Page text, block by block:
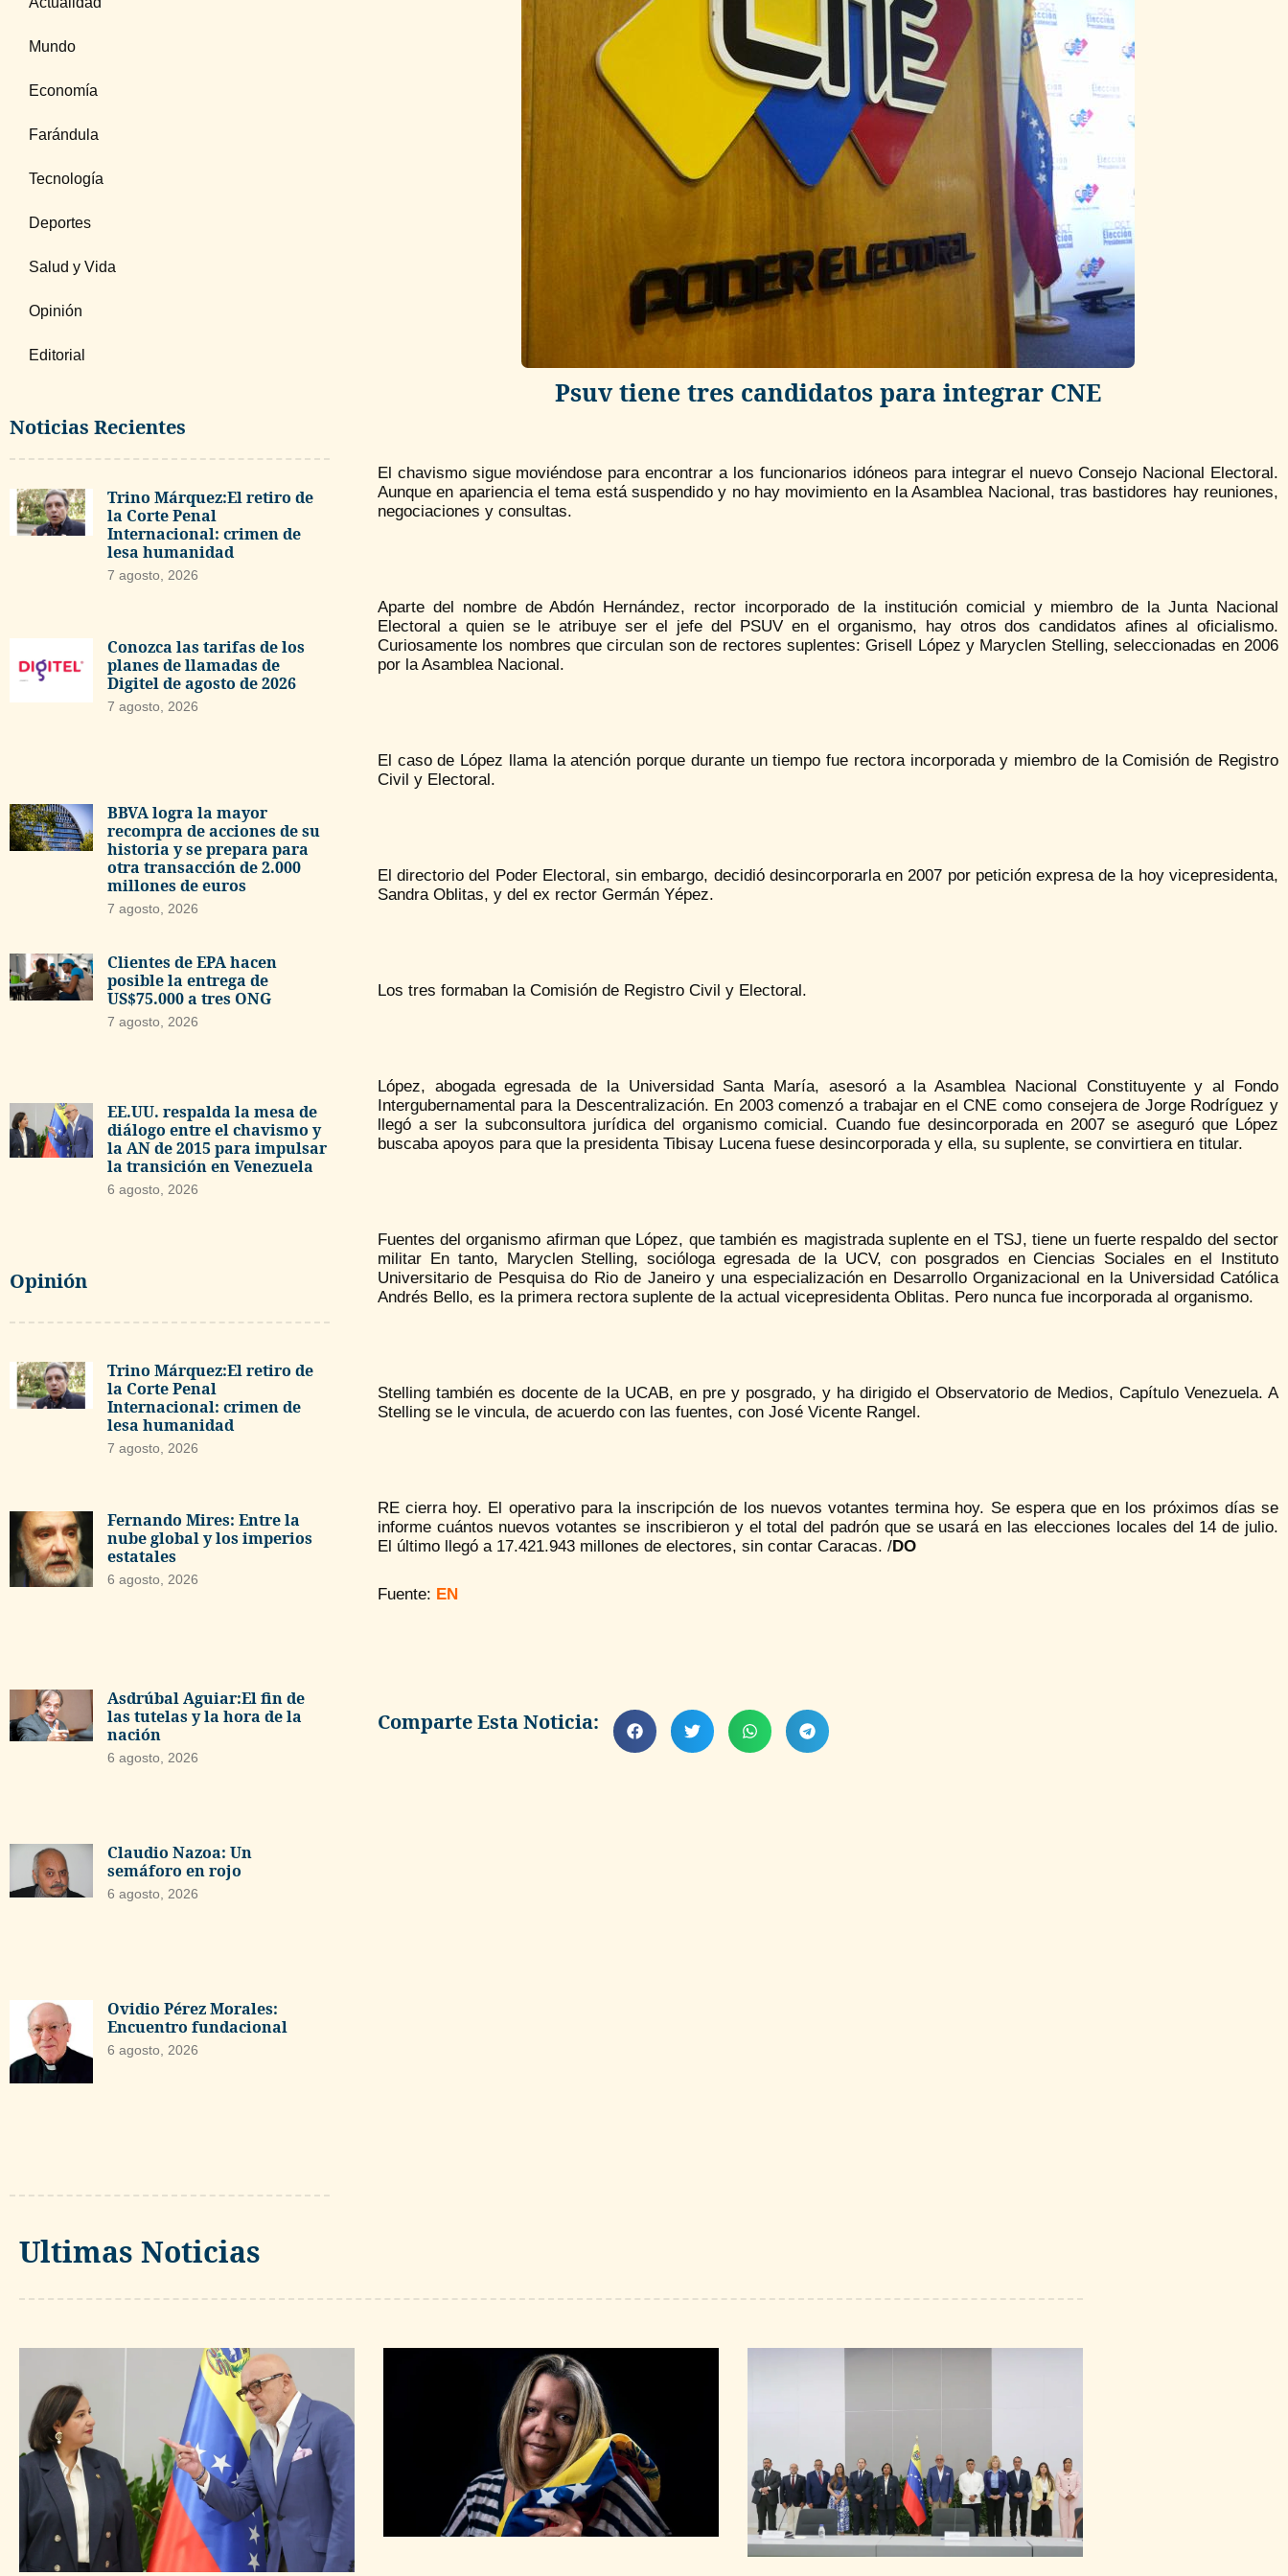
Mundo
Economía
Farándula
Tecnología
Deportes
Salud y Vida
Opinión
Editorial
Noticias Recientes
Trino Márquez:El retiro de
la Corte Penal
Internacional: crimen de
lesa humanidad
7 agosto, 2026
Conozca las tarifas de los
planes de llamadas de
Digitel de agosto de 2026
7 agosto, 2026
BBVA logra la mayor
recompra de acciones de su
historia y se prepara para
otra transacción de 2.000
millones de euros
7 agosto, 2026
Clientes de EPA hacen
posible la entrega de
US$75.000 a tres ONG
7 agosto, 2026
EE.UU. respalda la mesa de
diálogo entre el chavismo y
la AN de 2015 para impulsar
la transición en Venezuela
6 agosto, 2026
Opinión
Trino Márquez:El retiro de
la Corte Penal
Internacional: crimen de
lesa humanidad
7 agosto, 2026
Fernando Mires: Entre la
nube global y los imperios
estatales
6 agosto, 2026
Asdrúbal Aguiar:El fin de
las tutelas y la hora de la
nación
6 agosto, 2026
Claudio Nazoa: Un
semáforo en rojo
6 agosto, 2026
Ovidio Pérez Morales:
Encuentro fundacional
6 agosto, 2026
Psuv tiene tres candidatos para integrar CNE
El chavismo sigue moviéndose para encontrar a los funcionarios idóneos para integrar el nuevo Consejo Nacional Electoral.
Aunque en apariencia el tema está suspendido y no hay movimiento en la Asamblea Nacional, tras bastidores hay reuniones,
negociaciones y consultas.
Aparte del nombre de Abdón Hernández, rector incorporado de la institución comicial y miembro de la Junta Nacional
Electoral a quien se le atribuye ser el jefe del PSUV en el organismo­, hay otros dos candidatos afines al oficialismo.
Curiosamente los nombres que circulan son de rectores suplentes: Grisell López y Maryclen Stelling, seleccionadas en 2006
por la Asamblea Nacional.
El caso de López llama la atención porque durante un tiempo fue rectora incorporada y miembro de la Comisión de Registro
Civil y Electoral.
El directorio del Poder Electoral, sin embargo, decidió desincorporarla en 2007 por petición expresa de la hoy vicepresidenta,
Sandra Oblitas, y del ex rector Germán Yépez.
Los tres formaban la Comisión de Registro Civil y Electoral.
López, abogada egresada de la Universidad Santa María, asesoró a la Asamblea Nacional Constituyente y al Fondo
Intergubernamental para la Descentralización. En 2003 comenzó a trabajar en el CNE como consejera de Jorge Rodríguez y
llegó a ser la subconsultora jurídica del organismo comicial. Cuando fue desincorporada en 2007 se aseguró que López
buscaba apoyos para que la presidenta Tibisay Lucena fuese desincorporada y ella, su suplente, se convirtiera en titular.
Fuentes del organismo afirman que López, que también es magistrada suplente en el TSJ, tiene un fuerte respaldo del sector
militar En tanto, Maryclen Stelling, socióloga egresada de la UCV, con posgrados en Ciencias Sociales en el Instituto
Universitario de Pesquisa do Rio de Janeiro y una especialización en Desarrollo Organizacional en la Universidad Católica
Andrés Bello, es la primera rectora suplente de la actual vicepresidenta Oblitas. Pero nunca fue incorporada al organismo.
Stelling también es docente de la UCAB, en pre y posgrado, y ha dirigido el Observatorio de Medios, Capítulo Venezuela. A
Stelling se le vincula, de acuerdo con las fuentes, con José Vicente Rangel.
RE cierra hoy. El operativo para la inscripción de los nuevos votantes termina hoy. Se espera que en los próximos días se
informe cuántos nuevos votantes se inscribieron y el total del padrón que se usará en las elecciones locales del 14 de julio.
El último llegó a 17.421.943 millones de electores, sin contar Caracas. /DO
Fuente: EN
Comparte Esta Noticia:
Ultimas Noticias